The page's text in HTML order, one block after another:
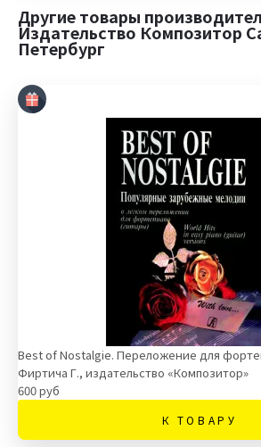
Другие товары
Издательство Композитор
Петербург
Best of Nostalgie. Переложение для
Фиртича Г., издательство «Композитор»
600 руб
К ТОВАРУ